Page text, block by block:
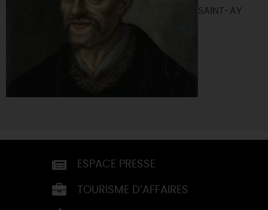
SAINT-AY
ESPACE PRESSE
TOURISME D’AFFAIRES